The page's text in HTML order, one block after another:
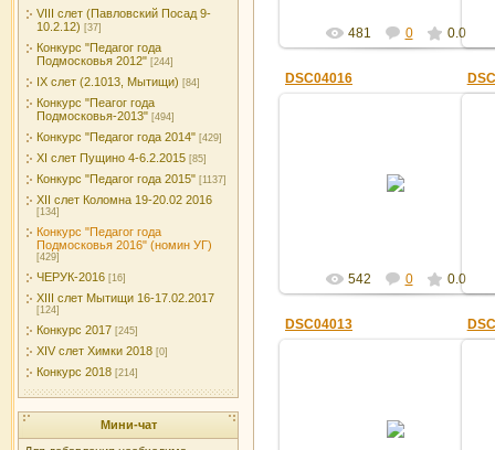
VIII слет (Павловский Посад 9-
10.2.12) [37]
Конкурс "Педагог года
Подмосковья 2012" [244]
IX слет (2.1013, Мытищи) [84]
Конкурс "Пеагог года
Подмосковья-2013" [494]
Конкурс "Педагог года 2014" [429]
XI слет Пущино 4-6.2.2015 [85]
Конкурс "Педагог года 2015" [1137]
XII слет Коломна 19-20.02 2016
[134]
Конкурс "Педагог года
Подмосковья 2016" (номин УГ)
[429]
ЧЕРУК-2016 [16]
XIII слет Мытищи 16-17.02.2017
[124]
Конкурс 2017 [245]
XIV слет Химки 2018 [0]
Конкурс 2018 [214]
Мини-чат
481 0 0.0
DSC04016
542 0 0.0
DSC04013